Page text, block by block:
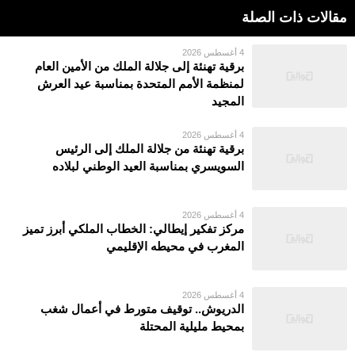
مقالات ذات الصلة
4 أغسطس 2026
برقية تهنئة إلى جلالة الملك من الأمين العام
لمنظمة الأمم المتحدة بمناسبة عيد العرش
المجيد
4 أغسطس 2026
برقية تهنئة من جلالة الملك إلى الرئيس
السويسري بمناسبة العيد الوطني لبلاده
4 أغسطس 2026
مركز تفكير إيطالي: الخطاب الملكي أبرز تميز
المغرب في محيطه الإقليمي
4 أغسطس 2026
الدريوش.. توقيف متورط في أعمال شغب
بمحيط مليلية المحتلة